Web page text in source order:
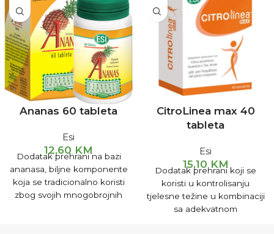
Ananas 60 tableta
Esi
12,60 KM
Dodatak prehrani na bazi
ananasa, biljne komponente
koja se tradicionalno koristi
zbog svojih mnogobrojnih
CitroLinea max 40
tableta
Esi
15,10 KM
Dodatak prehrani koji se
koristi u kontrolisanju
tjelesne težine u kombinaciji
sa adekvatnom